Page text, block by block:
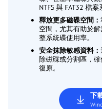
NTFS 與 FAT32 檔案
釋放更多磁碟空間：
空間，尤其有助於
整系統碟使用率。
安全抹除敏感資料：
除磁碟或分割區，
復原。
下